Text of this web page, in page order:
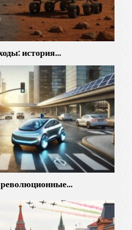
история…
революционные…